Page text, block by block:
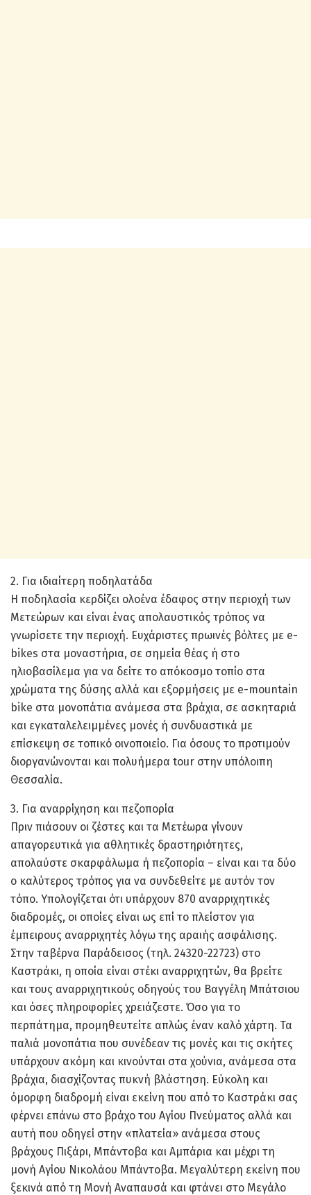
2. Για ιδιαίτερη ποδηλατάδα
Η ποδηλασία κερδίζει ολοένα έδαφος στην περιοχή των
Μετεώρων και είναι ένας απολαυστικός τρόπος να
γνωρίσετε την περιοχή. Ευχάριστες πρωινές βόλτες με e-
bikes στα μοναστήρια, σε σημεία θέας ή στο
ηλιοβασίλεμα για να δείτε το απόκοσμο τοπίο στα
χρώματα της δύσης αλλά και εξορμήσεις με e-mountain
bike στα μονοπάτια ανάμεσα στα βράχια, σε ασκηταριά
και εγκαταλελειμμένες μονές ή συνδυαστικά με
επίσκεψη σε τοπικό οινοποιείο. Για όσους το προτιμούν
διοργανώνονται και πολυήμερα tour στην υπόλοιπη
Θεσσαλία.
3. Για αναρρίχηση και πεζοπορία
Πριν πιάσουν οι ζέστες και τα Μετέωρα γίνουν
απαγορευτικά για αθλητικές δραστηριότητες,
απολαύστε σκαρφάλωμα ή πεζοπορία – είναι και τα δύο
ο καλύτερος τρόπος για να συνδεθείτε με αυτόν τον
τόπο. Υπολογίζεται ότι υπάρχουν 870 αναρριχητικές
διαδρομές, οι οποίες είναι ως επί το πλείστον για
έμπειρους αναρριχητές λόγω της αραιής ασφάλισης.
Στην ταβέρνα Παράδεισος (τηλ. 24320-22723) στο
Καστράκι, η οποία είναι στέκι αναρριχητών, θα βρείτε
και τους αναρριχητικούς οδηγούς του Βαγγέλη Μπάτσιου
και όσες πληροφορίες χρειάζεστε. Όσο για το
περπάτημα, προμηθευτείτε απλώς έναν καλό χάρτη. Τα
παλιά μονοπάτια που συνέδεαν τις μονές και τις σκήτες
υπάρχουν ακόμη και κινούνται στα χούνια, ανάμεσα στα
βράχια, διασχίζοντας πυκνή βλάστηση. Εύκολη και
όμορφη διαδρομή είναι εκείνη που από το Καστράκι σας
φέρνει επάνω στο βράχο του Αγίου Πνεύματος αλλά και
αυτή που οδηγεί στην «πλατεία» ανάμεσα στους
βράχους Πιξάρι, Μπάντοβα και Αμπάρια και μέχρι τη
μονή Αγίου Νικολάου Μπάντοβα. Μεγαλύτερη εκείνη που
ξεκινά από τη Μονή Αναπαυσά και φτάνει στο Μεγάλο